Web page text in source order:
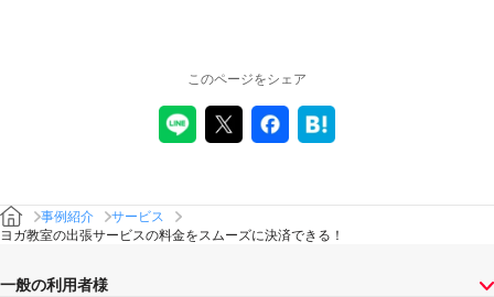
このページをシェア
事例紹介
サービス
ヨガ教室の出張サービスの料金をスムーズに決済できる！
一般の利用者様